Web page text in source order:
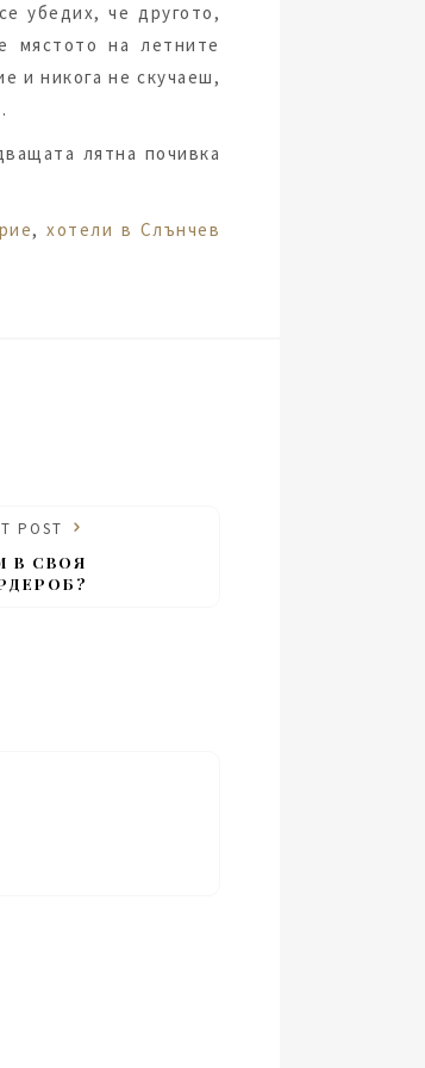
убедих, че другото,
мястото на летните
и никога не скучаеш,
лятна почивка
,хотели в Слънчев
POST
В СВОЯ